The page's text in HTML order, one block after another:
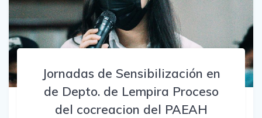
Jornadas de Sensibilización en
de Depto. de Lempira Proceso
del cocreacion del PAEAH